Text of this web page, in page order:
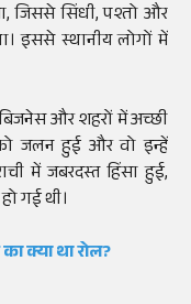
जिससे सिंधी, पश्तो और
इससे स्थानीय लोगों में
और शहरों में अच्छी
जलन हुई और वो इन्हें
में जबरदस्त हिंसा हुई,
गई थी।
क्या था रोल?